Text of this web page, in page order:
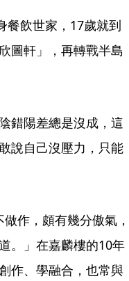
餐飲世家，17歲就到
圖軒」，再轉戰半島
錯陽差總是沒成，這
說自己沒壓力，只能
作，頗有幾分傲氣，
。」在嘉麟樓的10年
作、學融合，也常與